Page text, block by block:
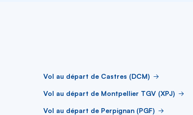
Vol au départ de Castres (DCM)
Vol au départ de Montpellier TGV (XPJ)
Vol au départ de Perpignan (PGF)